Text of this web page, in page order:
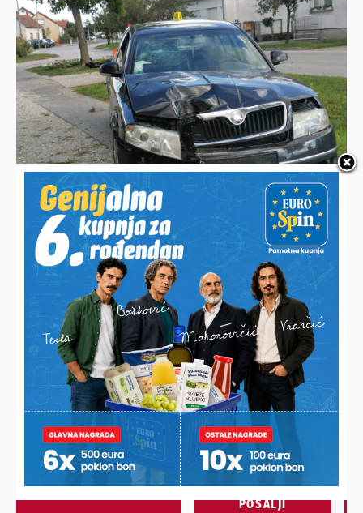
HALO,
PODRAVSKI!
Imate priču, vijest, fotku
ili video?
Nešto vas muči ili želite
nešto/nekoga pohvaliti?
Javite nam se!
Vaš email
Poruka
POŠALJI